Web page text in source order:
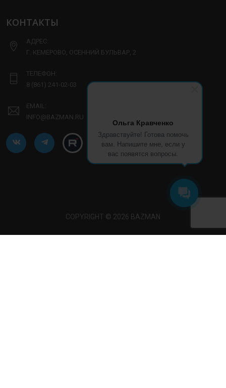
Ольга Кравченко
Здравствуйте! Готова помочь
вам. Напишите мне, если у
вас появятся вопросы.
КОНТАКТЫ
АДРЕС:
Г. КЕМЕРОВО, ОСЕННИЙ БУЛЬВАР, 2
ТЕЛЕФОН:
8 (861) 241-02-03
EMAIL:
INFO@BAZMAN.RU
COPYRIGHT © 2026 BAZMAN